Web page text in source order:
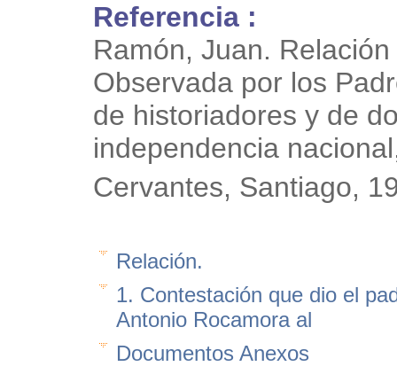
Referencia :
Ramón, Juan.
Observada por los
de historiadores y de
independencia
Cervantes, Santiago,
Relación.
1. Contestación que dio el
Antonio Rocamora al
Documentos Anexos